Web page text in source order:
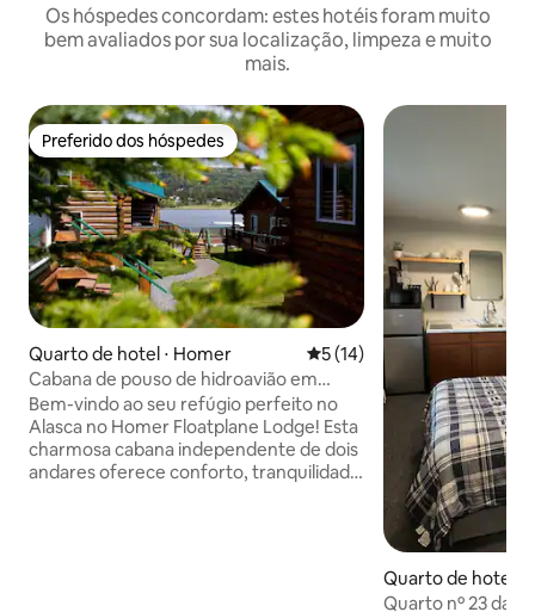
Os hóspedes concordam: estes hotéis foram muito
bem avaliados por sua localização, limpeza e muito
mais.
Preferido dos hóspedes
Preferido dos hóspedes
Quarto de hotel ⋅ Homer 5 de uma avaliação média
5 (14)
Cabana de pouso de hidroavião em
Homer #5
Bem-vindo ao seu refúgio perfeito no
Alasca no Homer Floatplane Lodge! Esta
charmosa cabana independente de dois
andares oferece conforto, tranquilidade
Quarto de hotel ⋅
Quarto nº 23 da